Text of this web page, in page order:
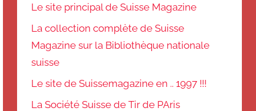
Le site principal de Suisse Magazine
La collection complète de Suisse
Magazine sur la Bibliothèque nationale
suisse
Le site de Suissemagazine en .. 1997 !!!
La Société Suisse de Tir de PAris